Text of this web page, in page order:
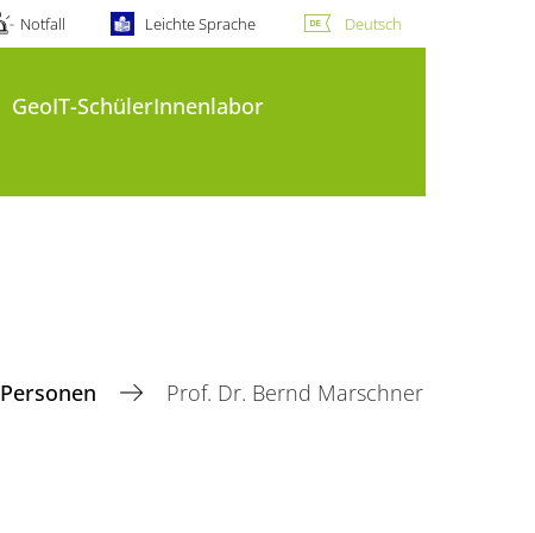
Notfall Leichte Sprache Deutsch
GeoIT-SchülerInnenlabor
Personen Prof. Dr. Bernd Marschner